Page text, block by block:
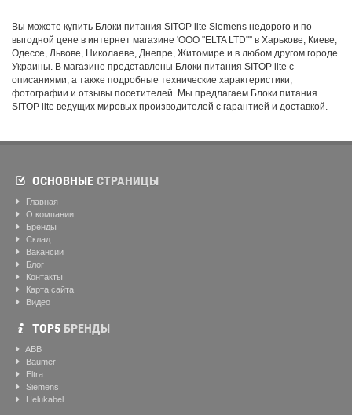
Вы можете купить Блоки питания SITOP lite Siemens недорого и по
выгодной цене в интернет магазине 'ООО "ELTA LTD"'' в Харькове, Киеве,
Одессе, Львове, Николаеве, Днепре, Житомире и в любом другом городе
Украины. В магазине представлены Блоки питания SITOP lite с
описаниями, а также подробные технические характеристики,
фотографии и отзывы посетителей. Мы предлагаем Блоки питания
SITOP lite ведущих мировых производителей с гарантией и доставкой.
ОСНОВНЫЕ СТРАНИЦЫ
Главная
О компании
Бренды
Склад
Вакансии
Блог
Контакты
Карта сайта
Видео
ТОР5 БРЕНДЫ
ABB
Baumer
Eltra
Siemens
Helukabel